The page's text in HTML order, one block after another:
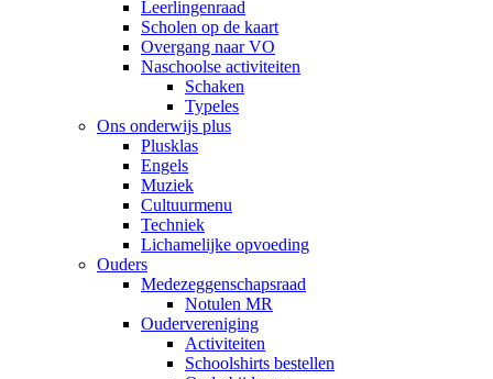
Leerlingenraad
Scholen op de kaart
Overgang naar VO
Naschoolse activiteiten
Schaken
Typeles
Ons onderwijs plus
Plusklas
Engels
Muziek
Cultuurmenu
Techniek
Lichamelijke opvoeding
Ouders
Medezeggenschapsraad
Notulen MR
Oudervereniging
Activiteiten
Schoolshirts bestellen